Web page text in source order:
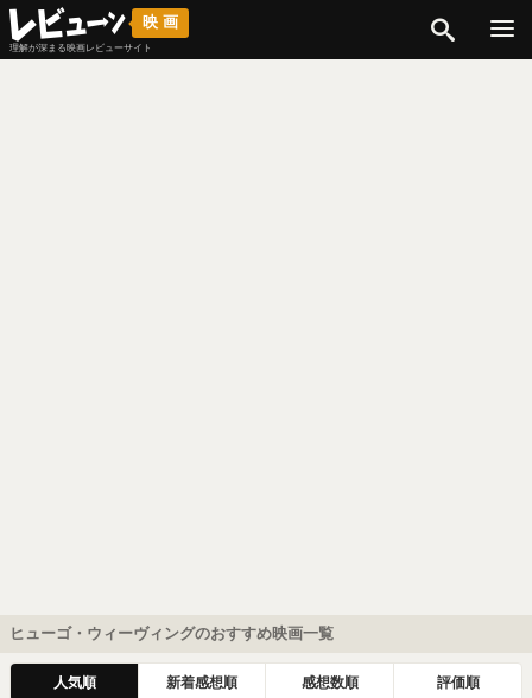
映画
理解が深まる映画レビューサイト
ヒューゴ・ウィーヴィングのおすすめ映画一覧
人気順 新着感想順 感想数順 評価順